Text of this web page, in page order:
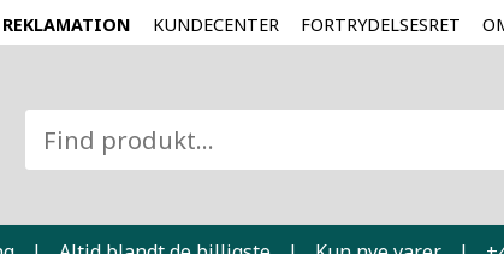
REKLAMATION KUNDECENTER FORTRYDELSESRET